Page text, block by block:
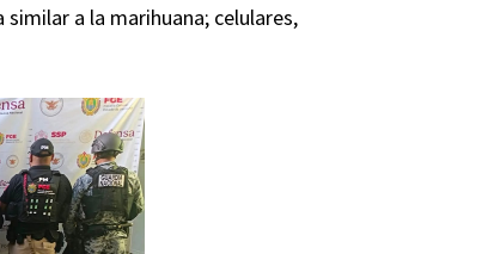
a la marihuana; celulares,